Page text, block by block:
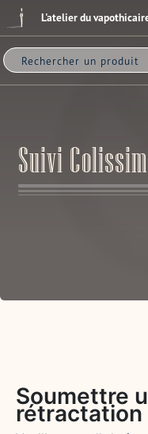
Passer
au
L'atelier du
Suivi
Soumettre
rétractation